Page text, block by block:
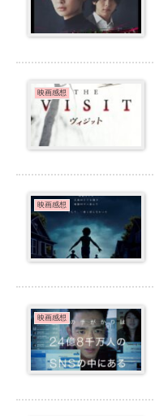
映画感想
映画感想
映画感想